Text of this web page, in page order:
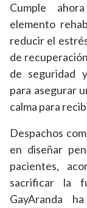
Cumple
elemento
reducir el
de
de seguridad
para asegurar
calma para
Despachos
en diseñar
pacientes,
sacrificar la
GayAranda